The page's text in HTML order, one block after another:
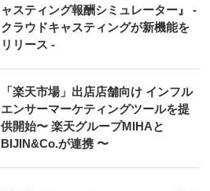
ャスティング報酬シミュレーター』 -
クラウドキャスティングが新機能を
リリース -
「楽天市場」出店店舗向け インフル
エンサーマーケティングツールを提
供開始〜 楽天グループMIHAと
BIJIN&Co.が連携 〜